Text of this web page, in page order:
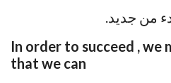
من جديد.
In order to succeed , we
that we can